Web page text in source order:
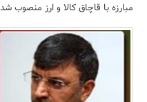
مبارزه با قاچاق کالا و ارز منصوب